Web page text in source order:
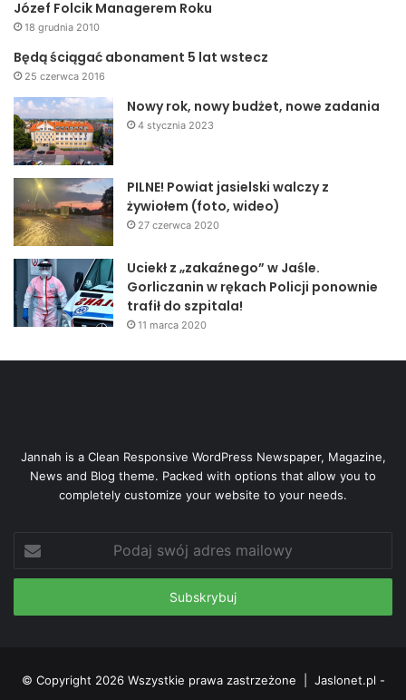
Józef Folcik Managerem Roku
18 grudnia 2010
Będą ściągać abonament 5 lat wstecz
25 czerwca 2016
Nowy rok, nowy budżet, nowe zadania
4 stycznia 2023
PILNE! Powiat jasielski walczy z
żywiołem (foto, wideo)
27 czerwca 2020
Uciekł z „zakaźnego” w Jaśle.
Gorliczanin w rękach Policji ponownie
trafił do szpitala!
11 marca 2020
Jannah is a Clean Responsive WordPress Newspaper, Magazine,
News and Blog theme. Packed with options that allow you to
completely customize your website to your needs.
Podaj
swój
adres
© Copyright 2026 Wszystkie prawa zastrzeżone | Jaslonet.pl -